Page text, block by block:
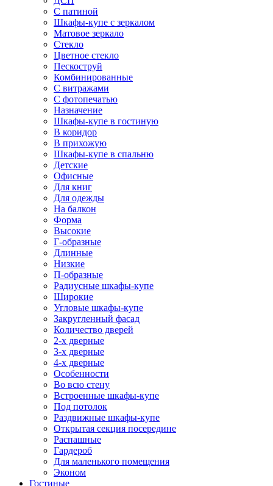
С патиной
Шкафы-купе с зеркалом
Матовое зеркало
Стекло
Цветное стекло
Пескоструй
Комбинированные
С витражами
С фотопечатью
Назначение
Шкафы-купе в гостиную
В коридор
В прихожую
Шкафы-купе в спальню
Детские
Офисные
Для книг
Для одежды
На балкон
Форма
Высокие
Г-образные
Длинные
Низкие
П-образные
Радиусные шкафы-купе
Широкие
Угловые шкафы-купе
Закругленный фасад
Количество дверей
2-х дверные
3-х дверные
4-х дверные
Особенности
Во всю стену
Встроенные шкафы-купе
Под потолок
Раздвижные шкафы-купе
Открытая секция посередине
Распашные
Гардероб
Для маленького помещения
Эконом
Гостиные